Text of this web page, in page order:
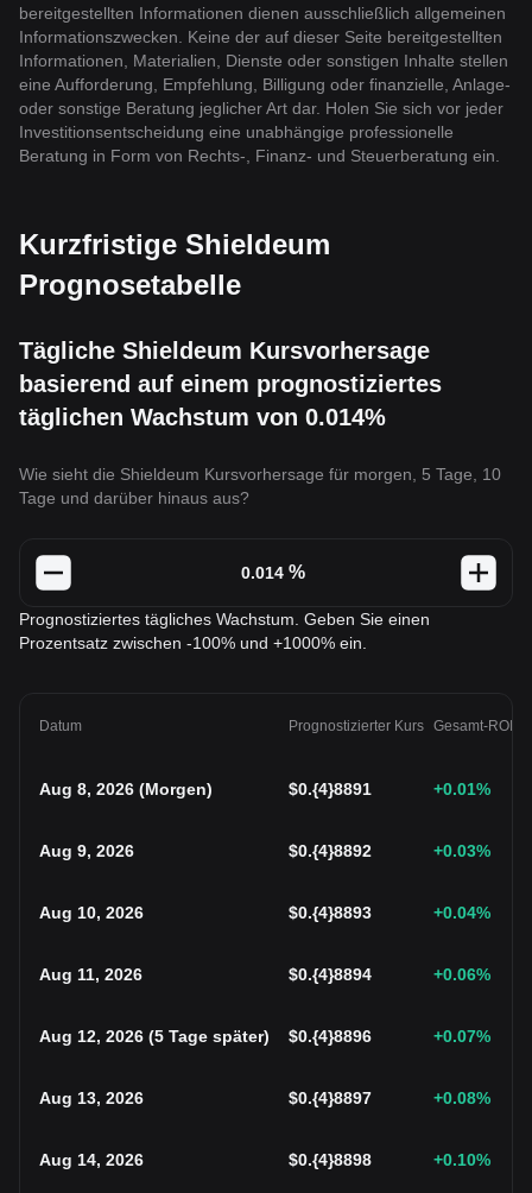
bereitgestellten Informationen dienen ausschließlich allgemeinen
Informationszwecken. Keine der auf dieser Seite bereitgestellten
Informationen, Materialien, Dienste oder sonstigen Inhalte stellen
eine Aufforderung, Empfehlung, Billigung oder finanzielle, Anlage-
oder sonstige Beratung jeglicher Art dar. Holen Sie sich vor jeder
Investitionsentscheidung eine unabhängige professionelle
Beratung in Form von Rechts-, Finanz- und Steuerberatung ein.
Kurzfristige Shieldeum
Prognosetabelle
Tägliche Shieldeum Kursvorhersage
basierend auf einem prognostiziertes
täglichen Wachstum von 0.014%
Wie sieht die Shieldeum Kursvorhersage für morgen, 5 Tage, 10
Tage und darüber hinaus aus?
%
Prognostiziertes tägliches Wachstum. Geben Sie einen
Prozentsatz zwischen -100% und +1000% ein.
Datum Prognostizierter Kurs Gesamt-ROI
Aug 8, 2026 (Morgen) $0.{4}8891 +0.01%
Aug 9, 2026 $0.{4}8892 +0.03%
Aug 10, 2026 $0.{4}8893 +0.04%
Aug 11, 2026 $0.{4}8894 +0.06%
Aug 12, 2026 (5 Tage später) $0.{4}8896 +0.07%
Aug 13, 2026 $0.{4}8897 +0.08%
Aug 14, 2026 $0.{4}8898 +0.10%